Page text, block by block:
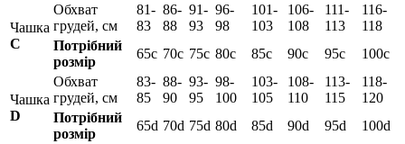
Чашка
C
Обхват
грудей, см
81-
83
86-
88
91-
93
96-
98
101-
103
106-
108
111-
113
116-
118
Потрібний
розмір
65c 70c 75c 80c 85c 90c 95c 100c
Чашка
D
Обхват
грудей, см
83-
85
88-
90
93-
95
98-
100
103-
105
108-
110
113-
115
118-
120
Потрібний
розмір
65d 70d 75d 80d 85d 90d 95d 100d